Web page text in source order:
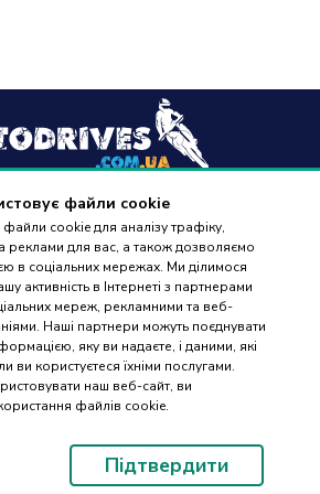
файли cookie
cookie для аналізу трафіку,
реклами для вас, а також дозволяємо
в соціальних мережах. Ми ділимося
активність в Інтернеті з партнерами
мереж, рекламними та веб-
Наші партнери можуть поєднувати
яку ви надаєте, і даними, які
ви користуєтеся їхніми послугами.
наш веб-сайт, ви
файлів cookie.
Підтвердити
488 77 88
в робочі дні з 9:00 до 18:00
та доставка
Контакти
ПІДБІР
ЗАПЧАСТИН